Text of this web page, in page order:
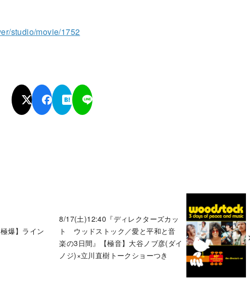
studio/movie/1752
爆】ライン
8/17(土)12:40『ディレクターズカッ
ト ウッドストック／愛と平和と音
楽の3日間』【極音】大谷ノブ彦(ダイ
ノジ)×立川直樹トークショーつき